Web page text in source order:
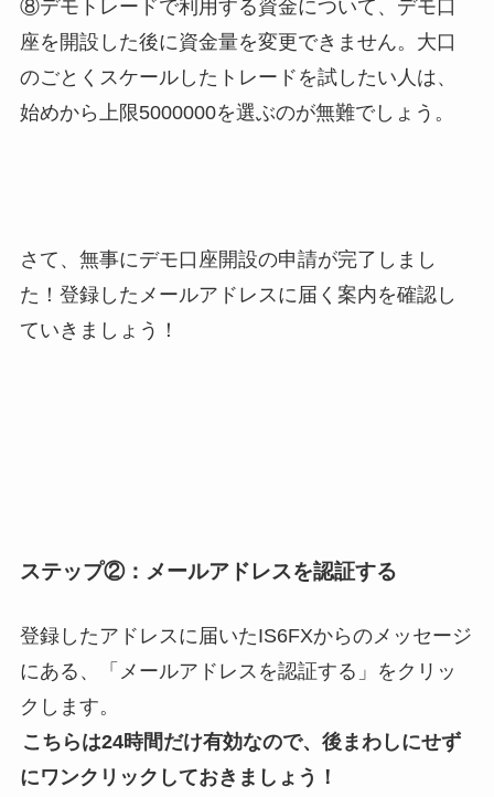
⑧デモトレードで利用する資金について、デモ口
座を開設した後に資金量を変更できません。大口
のごとくスケールしたトレードを試したい人は、
始めから上限5000000を選ぶのが無難でしょう。
さて、無事にデモ口座開設の申請が完了しまし
た！登録したメールアドレスに届く案内を確認し
ていきましょう！
ステップ②：メールアドレスを認証する
登録したアドレスに届いたIS6FXからのメッセージ
にある、「メールアドレスを認証する」をクリッ
クします。
こちらは24時間だけ有効なので、後まわしにせず
にワンクリックしておきましょう！